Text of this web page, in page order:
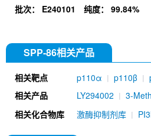
批次： E240101 纯度： 99.84%
SPP-86相关产品
相关靶点 p110α p110β
相关产品
LY294002 3-
740Y-P)
PF-
相关化合物库 激酶抑制剂库